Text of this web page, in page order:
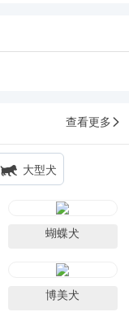
查看更多
大型犬
蝴蝶犬
博美犬